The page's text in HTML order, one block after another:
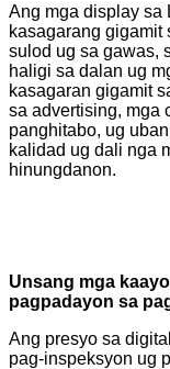
Ang mga display sa
kasagarang
sulod ug sa gawas,
haligi sa dalan ug
kasagaran gigamit
sa advertising, mga
panghitabo, ug
kalidad ug dali nga
hinungdanon.
Unsang mga
pagpadayon sa
Ang presyo sa
pag-inspeksyon ug